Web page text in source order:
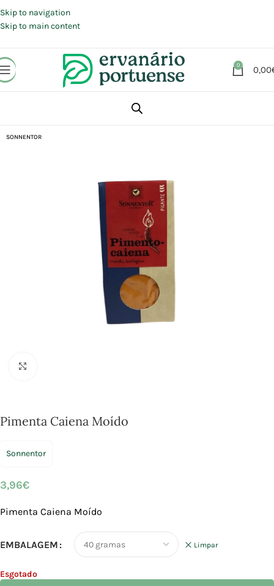
Skip to navigation
Skip to main content
0 0,00
Azeites | Óleos | Temperos
SONNENTOR
Pimenta Caiena Moído
Sonnentor
3,96€
Pimenta Caiena Moído
EMBALAGEM Limpar
Esgotado